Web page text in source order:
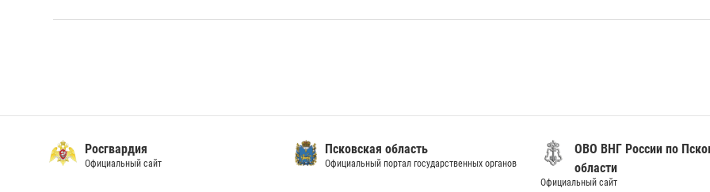
Росгвардия
Официальный сайт
Псковская область
Официальный портал государственных органов
ОВО ВНГ России по
области
Официальный сайт